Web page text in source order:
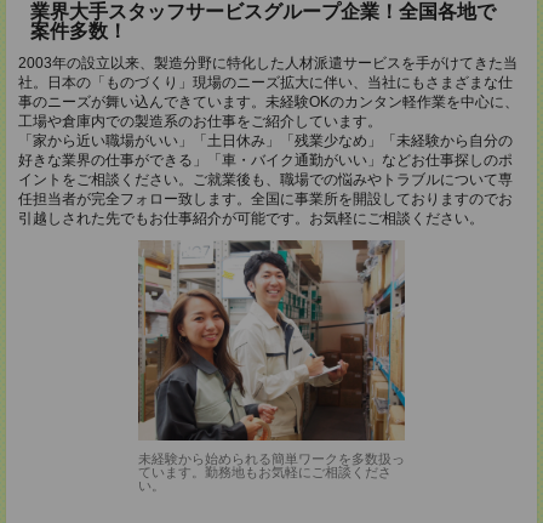
業界大手スタッフサービスグループ企業！全国各地で
案件多数！
2003年の設立以来、製造分野に特化した人材派遣サービスを手がけてきた当
社。日本の「ものづくり」現場のニーズ拡大に伴い、当社にもさまざまな仕
事のニーズが舞い込んできています。未経験OKのカンタン軽作業を中心に、
工場や倉庫内での製造系のお仕事をご紹介しています。
「家から近い職場がいい」「土日休み」「残業少なめ」「未経験から自分の
好きな業界の仕事ができる」「車・バイク通勤がいい」などお仕事探しのポ
イントをご相談ください。ご就業後も、職場での悩みやトラブルについて専
任担当者が完全フォロー致します。全国に事業所を開設しておりますのでお
引越しされた先でもお仕事紹介が可能です。お気軽にご相談ください。
未経験から始められる簡単ワークを多数扱っ
ています。勤務地もお気軽にご相談くださ
い。